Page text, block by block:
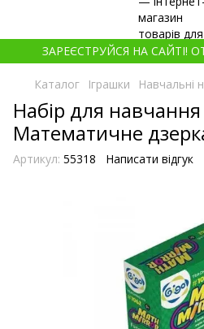
ЗАРЕЄСТРУЙСЯ НА САЙТІ!
Каталог Іграшки Навчальні
Набір для
Математичне
Артикул: 55318 Написати відгук